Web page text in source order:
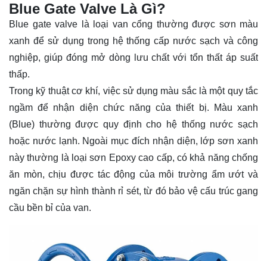
Blue Gate Valve Là Gì?
Blue gate valve là loại van cổng thường được sơn màu
xanh để sử dụng trong hệ thống cấp nước sạch và công
nghiệp, giúp đóng mở dòng lưu chất với tổn thất áp suất
thấp.
Trong kỹ thuật cơ khí, việc sử dụng màu sắc là một quy tắc
ngầm để nhận diện chức năng của thiết bị. Màu xanh
(Blue) thường được quy định cho hệ thống nước sạch
hoặc nước lạnh. Ngoài mục đích nhận diện, lớp sơn xanh
này thường là loại sơn Epoxy cao cấp, có khả năng chống
ăn mòn, chịu được tác động của môi trường ẩm ướt và
ngăn chặn sự hình thành rỉ sét, từ đó bảo vệ cấu trúc gang
cầu bền bỉ của van.